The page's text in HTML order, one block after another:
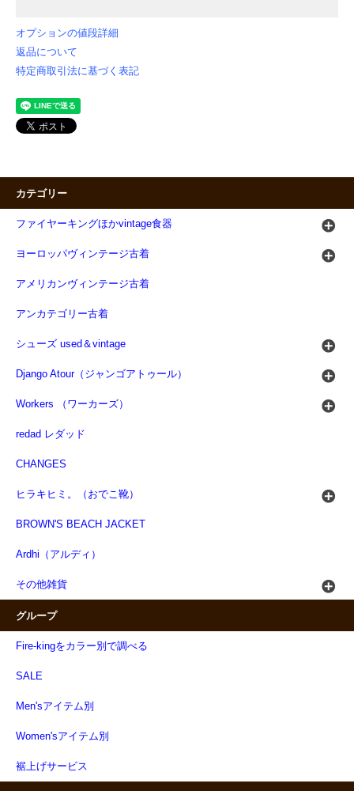
オプションの値段詳細
返品について
特定商取引法に基づく表記
カテゴリー
ファイヤーキングほかvintage食器
ヨーロッパヴィンテージ古着
アメリカンヴィンテージ古着
アンカテゴリー古着
シューズ used＆vintage
Django Atour（ジャンゴアトゥール）
Workers （ワーカーズ）
redad レダッド
CHANGES
ヒラキヒミ。（おでこ靴）
BROWN'S BEACH JACKET
Ardhi（アルディ）
その他雑貨
グループ
Fire-kingをカラー別で調べる
SALE
Men'sアイテム別
Women'sアイテム別
裾上げサービス